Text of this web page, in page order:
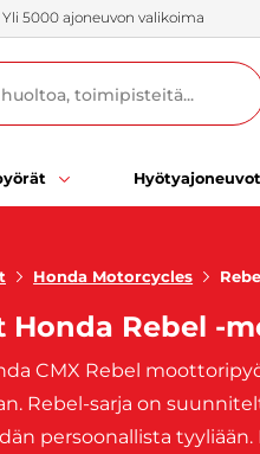
Yli 5000 ajoneuvon valikoima
Hyötyajoneuvot
Honda Motorcycles
Honda Rebel -
CMX Rebel
Rebel-sarja on
persoonallista